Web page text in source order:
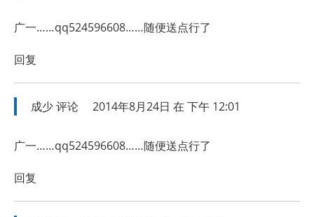
广一……qq524596608……随便送点行了
回复
成少评论 2014年8月24日 在 下午 12:01
广一……qq524596608……随便送点行了
回复